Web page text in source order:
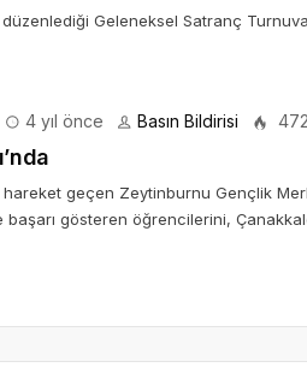
Geleneksel Satranç
4 yıl önce Basın Bildirisi 472
hareket geçen Zeytinburnu Gençlik
gösteren öğrencilerini,